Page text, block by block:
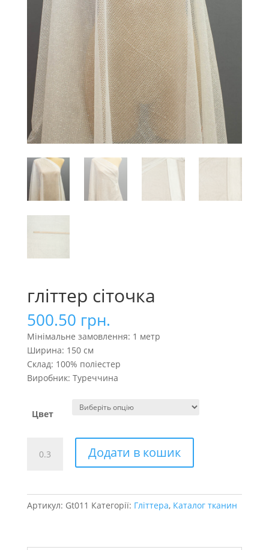
гліттер сіточка
500.50 грн.
Мінімальне замовлення: 1 метр
Ширина: 150 см
Склад: 100% поліестер
Виробник: Туреччина
Цвет
сіточка
Додати в кошик
Артикул: Gt011 Категорії: Гліттера, Каталог тканин